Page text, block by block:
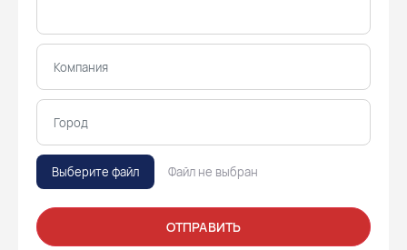
Выберите файл Файл не выбран
ОТПРАВИТЬ